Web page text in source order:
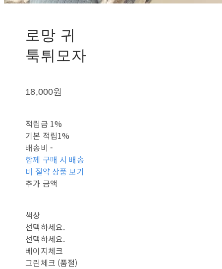
로망 귀
툭튀모자
18,000원
적립금 1%
기본 적립1%
배송비 -
함께 구매 시 배송
비 절약 상품 보기
추가 금액
색상
선택하세요.
선택하세요.
베이지체크
그린체크 (품절)